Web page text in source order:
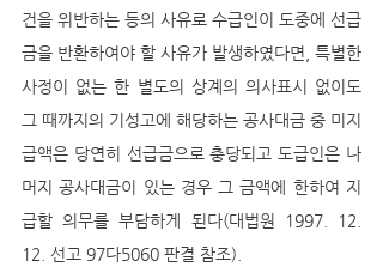
건을 위반하는 등의 사유로 수급인이 도중에 선급
금을 반환하여야 할 사유가 발생하였다면, 특별한
사정이 없는 한 별도의 상계의 의사표시 없이도
그 때까지의 기성고에 해당하는 공사대금 중 미지
급액은 당연히 선급금으로 충당되고 도급인은 나
머지 공사대금이 있는 경우 그 금액에 한하여 지
급할 의무를 부담하게 된다(대법원 1997. 12.
12. 선고 97다5060 판결 참조).